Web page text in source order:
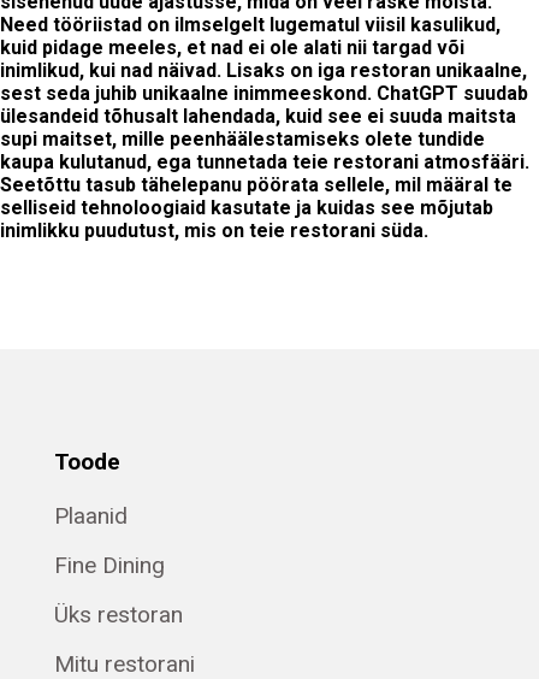
Need tööriistad on ilmselgelt lugematul viisil kasulikud,
kuid pidage meeles, et nad ei ole alati nii targad või
inimlikud, kui nad näivad. Lisaks on iga restoran unikaalne,
sest seda juhib unikaalne inimmeeskond. ChatGPT suudab
ülesandeid tõhusalt lahendada, kuid see ei suuda maitsta
supi maitset, mille peenhäälestamiseks olete tundide
kaupa kulutanud, ega tunnetada teie restorani atmosfääri.
Seetõttu tasub tähelepanu pöörata sellele, mil määral te
selliseid tehnoloogiaid kasutate ja kuidas see mõjutab
inimlikku puudutust, mis on teie restorani süda.
Toode
Plaanid
Fine Dining
Üks restoran
Mitu restorani